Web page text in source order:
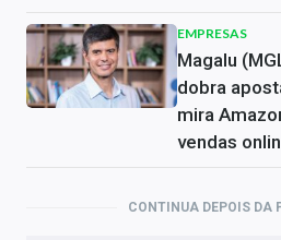
EMPRESAS
Magalu
dobra
mira
vendas
CONTINUA DEPOIS DA